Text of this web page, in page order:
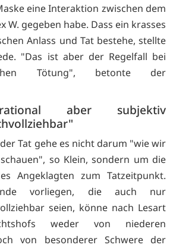
eine Interaktion zwischen dem
W. gegeben habe. Dass ein krasses
Anlass und Tat bestehe, stellte
"Das ist aber der Regelfall bei
Tötung", betonte der
aber subjektiv
Tat gehe es nicht darum "wie wir
so Klein, sondern um die
Angeklagten zum Tatzeitpunkt.
vorliegen, die auch nur
seien, könne nach Lesart
weder von niederen
von besonderer Schwere der